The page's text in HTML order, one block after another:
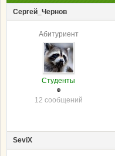
Сергей_Чернов
Абитуриент
Студенты
12 сообщений
SeviX